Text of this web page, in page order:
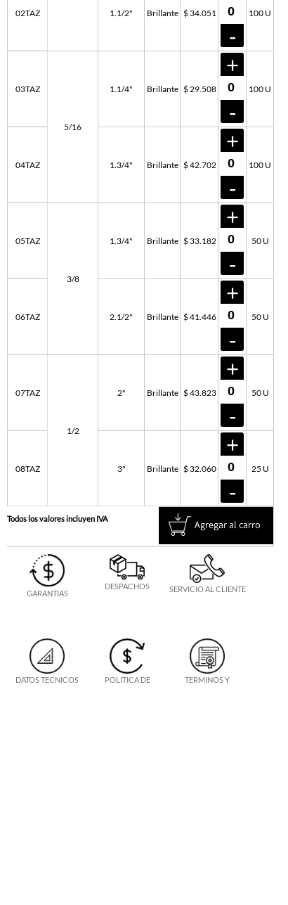
02TAZ 1.1/2" Brillante $ 34.051 100 U
03TAZ
5/16
1.1/4" Brillante $ 29.508 100 U
04TAZ 1.3/4" Brillante $ 42.702 100 U
05TAZ
3/8
1.3/4" Brillante $ 33.182 50 U
06TAZ 2.1/2" Brillante $ 41.446 50 U
07TAZ
1/2
2" Brillante $ 43.823 50 U
08TAZ 3" Brillante $ 32.060 25 U
Todos los valores incluyen IVA
GARANTIAS
DESPACHOS SERVICIO AL CLIENTE
DATOS TECNICOS
POLITICA DE
TERMINOS Y